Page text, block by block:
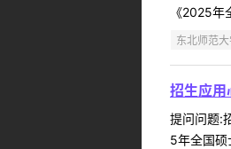
《2025
东北师范
招生应用
提问问题:
5年全国